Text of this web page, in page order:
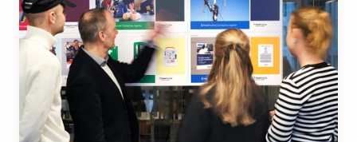
vastatakseen
kasvavaan
kysyntään
ylittääkseen
asiakkaiden
odotukset